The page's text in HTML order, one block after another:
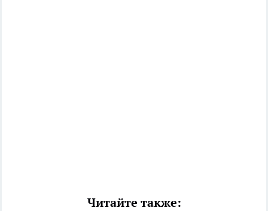
Читайте также: